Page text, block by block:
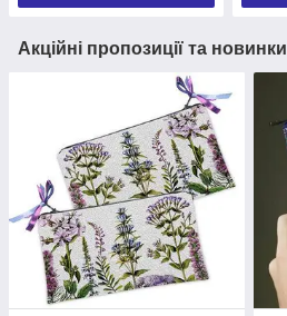
Акційні пропозиції та новинки